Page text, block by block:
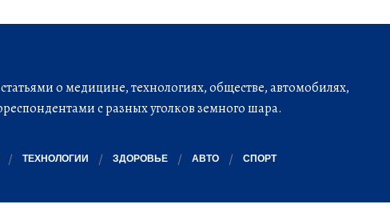
о медицине, технологиях, обществе, автомобилях,
с разных уголков земного шара.
ТЕХНОЛОГИИ ЗДОРОВЬЕ АВТО СПОРТ